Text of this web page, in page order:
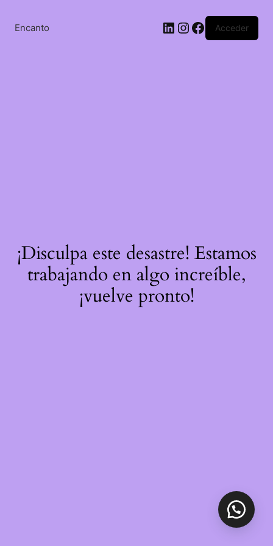
contenido
Encanto LinkedIn
Instagram
Facebook
Acceder
¡Disculpa este desastre! Estamos
trabajando en algo increíble,
¡vuelve pronto!